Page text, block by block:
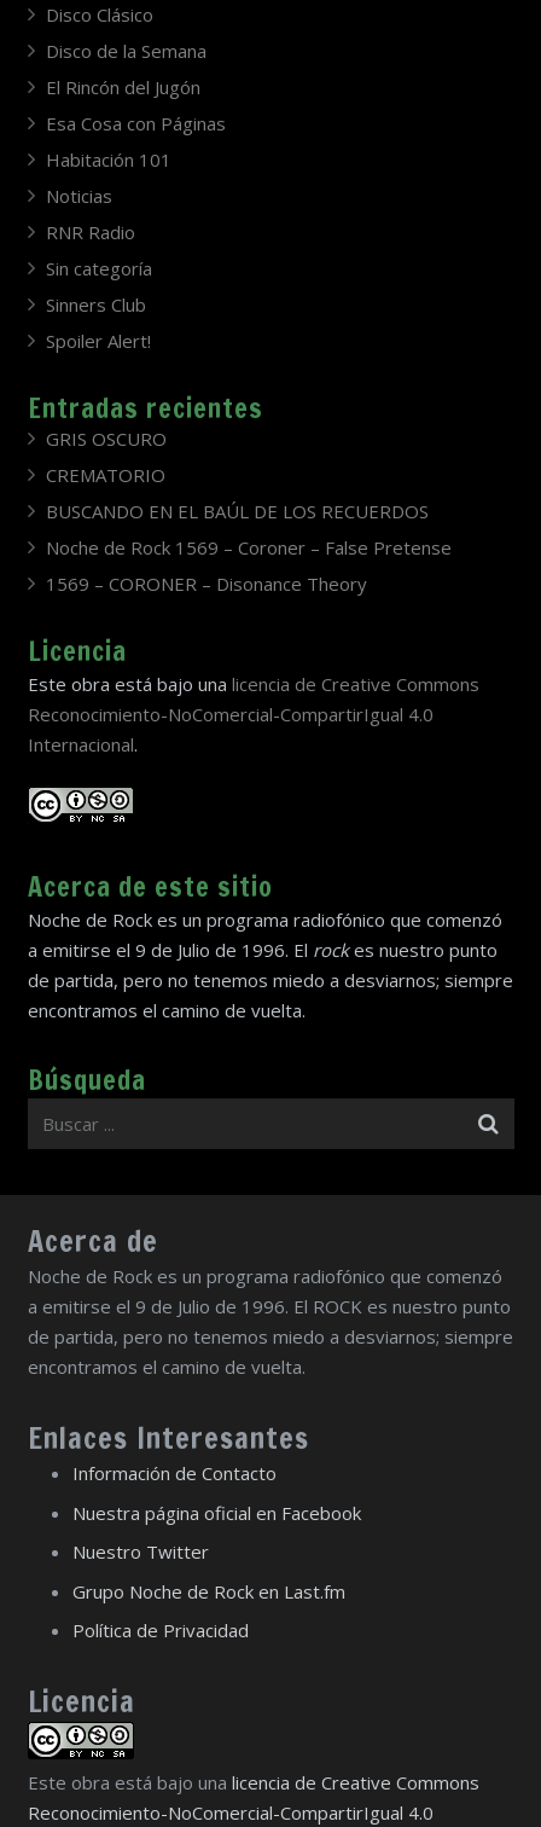
Disco Clásico
Disco de la Semana
El Rincón del Jugón
Esa Cosa con Páginas
Habitación 101
Noticias
RNR Radio
Sin categoría
Sinners Club
Spoiler Alert!
Entradas recientes
GRIS OSCURO
CREMATORIO
BUSCANDO EN EL BAÚL DE LOS RECUERDOS
Noche de Rock 1569 – Coroner – False Pretense
1569 – CORONER – Disonance Theory
Licencia
Este obra está bajo una licencia de Creative Commons
Reconocimiento-NoComercial-CompartirIgual 4.0
Internacional.
Acerca de este sitio
Noche de Rock es un programa radiofónico que comenzó
a emitirse el 9 de Julio de 1996. El rockes nuestro punto
de partida, pero no tenemos miedo a desviarnos; siempre
encontramos el camino de vuelta.
Búsqueda
Acerca de
Noche de Rock es un programa radiofónico que comenzó
a emitirse el 9 de Julio de 1996. El ROCK es nuestro punto
de partida, pero no tenemos miedo a desviarnos; siempre
encontramos el camino de vuelta.
Enlaces Interesantes
Información de Contacto
Nuestra página oficial en Facebook
Nuestro Twitter
Grupo Noche de Rock en Last.fm
Política de Privacidad
Licencia
Este obra está bajo una licencia de Creative Commons
Reconocimiento-NoComercial-CompartirIgual 4.0